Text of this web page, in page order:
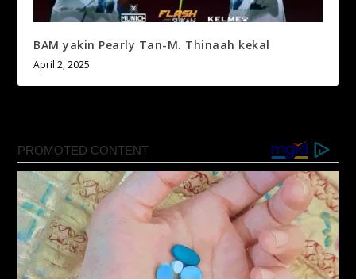
BAM yakin Pearly Tan-M. Thinaah kekal
April 2, 2025